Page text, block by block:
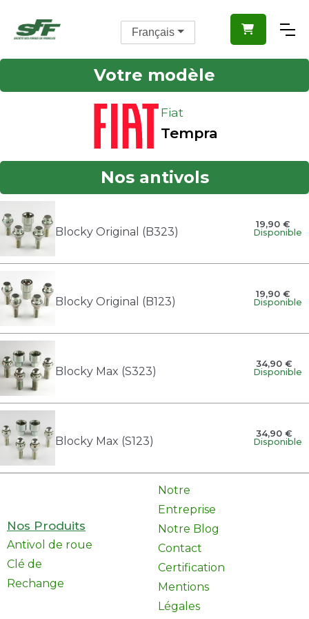

Votre modèle
Fiat
Tempra
Nos antivols
Blocky Original (B323)
19,90 €
Disponible
Blocky Original (B123)
19,90 €
Disponible
Blocky Max (S323)
34,90 €
Disponible
Blocky Max (S123)
34,90 €
Disponible
Nos Produits
Antivol de roue
Clé de
Rechange
Notre
Entreprise
Notre Blog
Contact
Certification
Mentions
Légales
Français